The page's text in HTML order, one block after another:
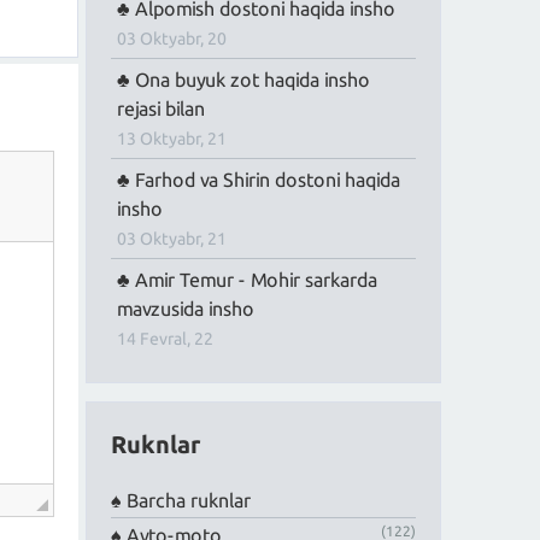
Alpomish dostoni haqida insho
03 Oktyabr, 20
Ona buyuk zot haqida insho
rejasi bilan
13 Oktyabr, 21
Farhod va Shirin dostoni haqida
insho
03 Oktyabr, 21
Amir Temur - Mohir sarkarda
mavzusida insho
14 Fevral, 22
Ruknlar
Barcha ruknlar
Avto-moto
(122)